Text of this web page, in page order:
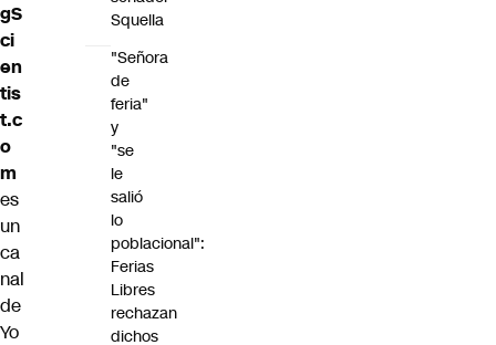
gS
ci
en
tis
t.c
o
m
es
un
ca
nal
de
Yo
Squella
"Señora
de
feria"
y
"se
le
salió
lo
poblacional":
Ferias
Libres
rechazan
dichos